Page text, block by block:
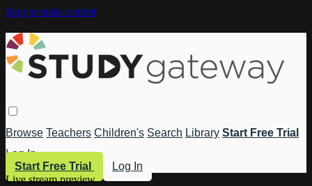
Skip to main content
Browse Teachers Children's Search Library Start Free Trial
Log In
Start Free Trial
Log In
Live stream preview